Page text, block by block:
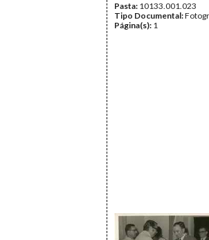
Pasta: 10133.001.023
Tipo Documental:
Página(s): 1